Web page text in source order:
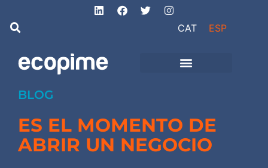
CAT ESP
BLOG
ES EL MOMENTO DE
ABRIR UN NEGOCIO